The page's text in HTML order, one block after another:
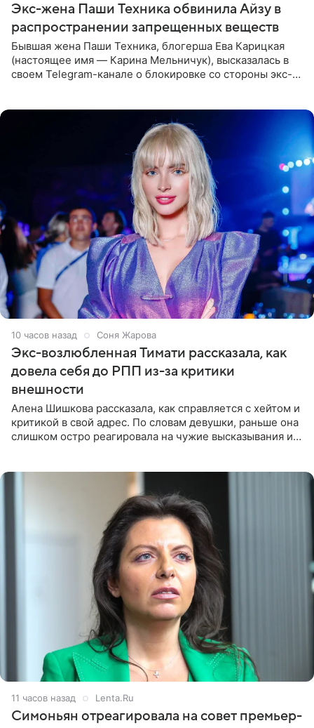
Экс-жена Паши Техника обвинила Айзу в
распространении запрещенных веществ
Бывшая жена Паши Техника, блогерша Ева Карицкая
(настоящее имя — Карина Мельничук), высказалась в
своем Telegram-канале о блокировке со стороны экс-
10 часов назад Соня Жарова
Экс-возлюбленная Тимати рассказала, как
довела себя до РПП из-за критики
внешности
Алена Шишкова рассказала, как справляется с хейтом и
критикой в свой адрес. По словам девушки, раньше она
слишком остро реагировала на чужие высказывания и
11 часов назад Lenta.Ru
Симоньян отреагировала на совет премьер-